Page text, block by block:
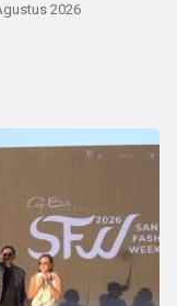
2026